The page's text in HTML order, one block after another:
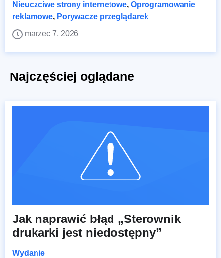
Nieuczciwe strony internetowe, Oprogramowanie
reklamowe, Porywacze przeglądarek
marzec 7, 2026
Najczęściej oglądane
Jak naprawić błąd „Sterownik
drukarki jest niedostępny”
Wydanie